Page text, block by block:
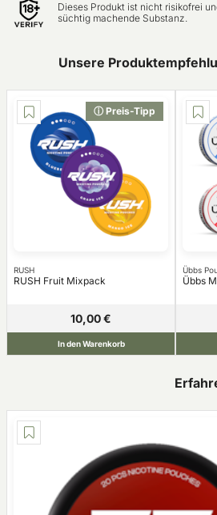
Dieses Produkt ist nicht risikofrei
süchtig machende Substanz.
Unsere
ⓘ Preis-Tipp
RUSH
RUSH Fruit Mixpack
10,00 €
In den Warenkorb
Übbs
Übbs